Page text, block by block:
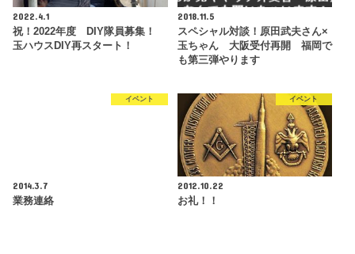
2022.4.1
祝！2022年度 DIY隊員募集！
玉ハウスDIY再スタート！
2018.11.5
スペシャル対談！原田武夫さん×
玉ちゃん 大阪受付再開 福岡で
も第三弾やります
イベント
2014.3.7
業務連絡
イベント
2012.10.22
お礼！！